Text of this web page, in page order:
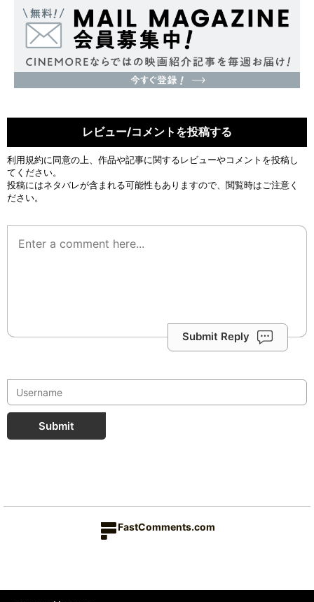
レビュー/コメントを投稿する
利用規約に同意の上、作品や記事に関するレビューやコメントを投稿し
てください。
投稿にはネタバレが含まれる可能性もありますので、閲覧時はご注意く
ださい。
Submit Reply
Submit
FastComments.com